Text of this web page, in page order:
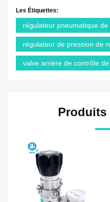
Les Étiquettes:
régulateur pneumatique
régulateur de pression de
valve arrière de contrôle
Produits